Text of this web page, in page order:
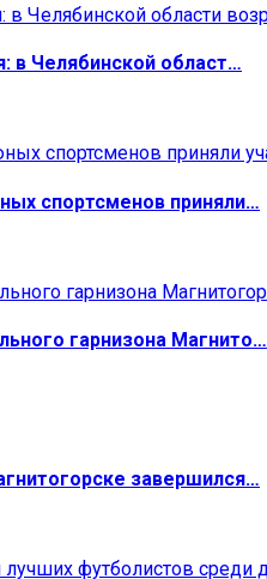
в Челябинской област…
спортсменов приняли…
гарнизона Магнито…
завершился…